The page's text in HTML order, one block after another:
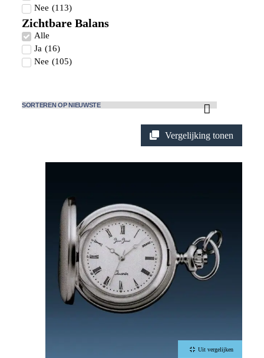
Nee (113)
Zichtbare Balans
Alle
Ja (16)
Nee (105)
Vergelijking tonen
Uit vergelijken